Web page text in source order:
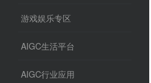
游戏娱乐专区
AIGC生活平台
AIGC行业应用